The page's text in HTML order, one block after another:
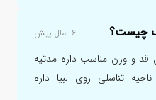
چیست؟ ۶ سال پیش
و وزن مناسب داره مدتیه
تناسلی روی لبیا داره